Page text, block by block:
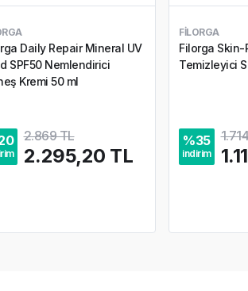
Daily Repair Mineral UV
SPF50 Nemlendirici
Kremi 50 ml
2.869 TL
2.295,20 TL
FILORGA
Filorga
Temizleyici
%35
indirim